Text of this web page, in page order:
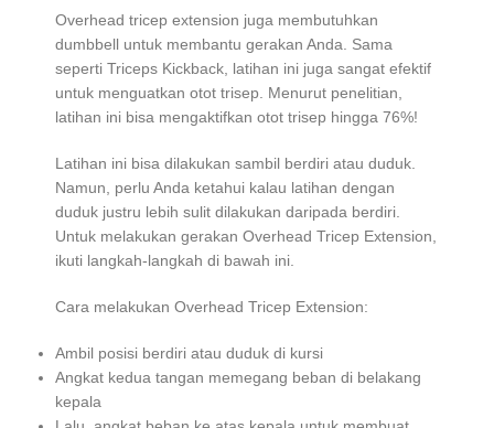
Overhead tricep extension juga membutuhkan
dumbbell untuk membantu gerakan Anda. Sama
seperti Triceps Kickback, latihan ini juga sangat efektif
untuk menguatkan otot trisep. Menurut penelitian,
latihan ini bisa mengaktifkan otot trisep hingga 76%!
Latihan ini bisa dilakukan sambil berdiri atau duduk.
Namun, perlu Anda ketahui kalau latihan dengan
duduk justru lebih sulit dilakukan daripada berdiri.
Untuk melakukan gerakan Overhead Tricep Extension,
ikuti langkah-langkah di bawah ini.
Cara melakukan Overhead Tricep Extension:
Ambil posisi berdiri atau duduk di kursi
Angkat kedua tangan memegang beban di belakang
kepala